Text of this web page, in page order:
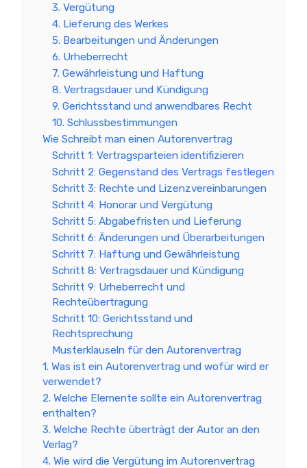
3. Vergütung
4. Lieferung des Werkes
5. Bearbeitungen und Änderungen
6. Urheberrecht
7. Gewährleistung und Haftung
8. Vertragsdauer und Kündigung
9. Gerichtsstand und anwendbares Recht
10. Schlussbestimmungen
Wie Schreibt man einen Autorenvertrag
Schritt 1: Vertragsparteien identifizieren
Schritt 2: Gegenstand des Vertrags festlegen
Schritt 3: Rechte und Lizenzvereinbarungen
Schritt 4: Honorar und Vergütung
Schritt 5: Abgabefristen und Lieferung
Schritt 6: Änderungen und Überarbeitungen
Schritt 7: Haftung und Gewährleistung
Schritt 8: Vertragsdauer und Kündigung
Schritt 9: Urheberrecht und
Rechteübertragung
Schritt 10: Gerichtsstand und
Rechtsprechung
Musterklauseln für den Autorenvertrag
1. Was ist ein Autorenvertrag und wofür wird er
verwendet?
2. Welche Elemente sollte ein Autorenvertrag
enthalten?
3. Welche Rechte überträgt der Autor an den
Verlag?
4. Wie wird die Vergütung im Autorenvertrag